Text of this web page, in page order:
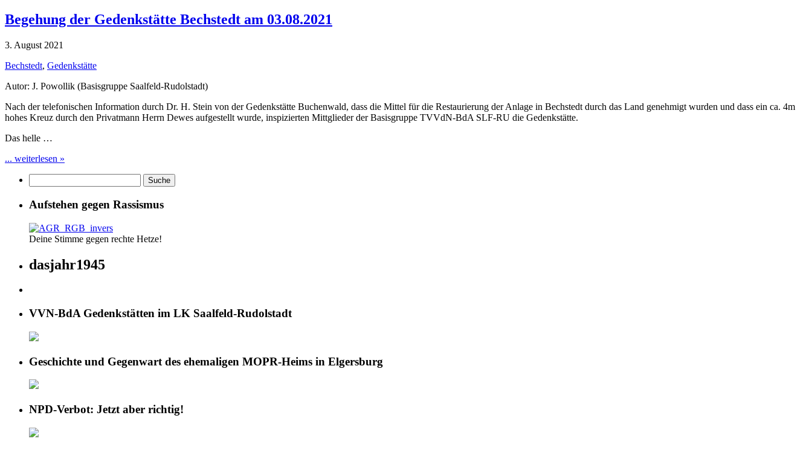
Begehung der Gedenkstätte Bechstedt am 03.08.2021
3. August 2021
Bechstedt, Gedenkstätte
Autor: J. Powollik (Basisgruppe Saalfeld-Rudolstadt)
Nach der telefonischen Information durch Dr. H. Stein von der Gedenkstätte Buchenwald, dass die Mittel für die Restaurierung der Anlage in Bechstedt durch das Land genehmigt wurden und dass ein ca. 4m
hohes Kreuz durch den Privatmann Herrn Dewes aufgestellt wurde, inspizierten Mittglieder der Basisgruppe TVVdN-BdA SLF-RU die Gedenkstätte.
Das helle …
... weiterlesen »
Aufstehen gegen Rassismus
Deine Stimme gegen rechte Hetze!
dasjahr1945
VVN-BdA Gedenkstätten im LK Saalfeld-Rudolstadt
Geschichte und Gegenwart des ehemaligen MOPR-Heims in Elgersburg
NPD-Verbot: Jetzt aber richtig!